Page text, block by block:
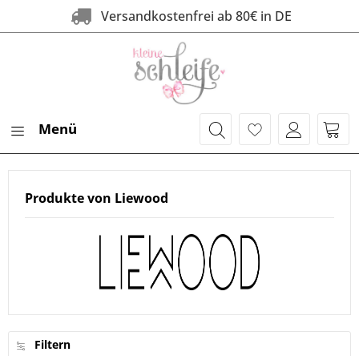
Versandkostenfrei ab 80€
Menü
Produkte von Liewood
Filtern